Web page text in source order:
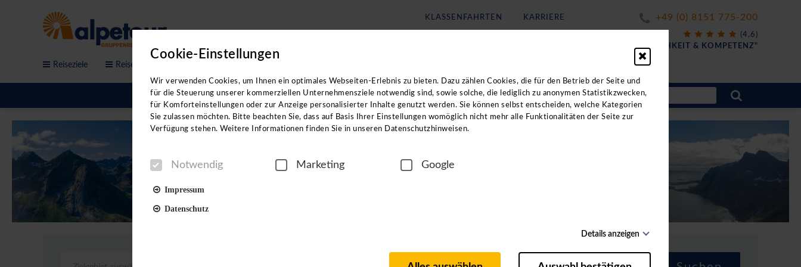
KLASSENFAHRTEN KARRIERE +49 (0) 8151 775-200
(4,6)
"FREUNDLICHKEIT & KOMPETENZ"
Reiseziele Reisethemen
X
Cookie-Einstellungen
Wir verwenden Cookies, um Ihnen ein optimales Webseiten-Erlebnis zu bieten. Dazu zählen Cookies, die für den Betrieb der Seite und
für die Steuerung unserer kommerziellen Unternehmensziele notwendig sind, sowie solche, die lediglich zu anonymen Statistikzwecken,
für Komforteinstellungen oder zur Anzeige personalisierter Inhalte genutzt werden. Sie können selbst entscheiden, welche Kategorien
Sie zulassen möchten. Bitte beachten Sie, dass auf Basis Ihrer Einstellungen womöglich nicht mehr alle Funktionalitäten der Seite zur
Verfügung stehen. Weitere Informationen finden Sie in unseren Datenschutzhinweisen.
Notwendig Marketing Google
Impressum
Datenschutz
Details anzeigen